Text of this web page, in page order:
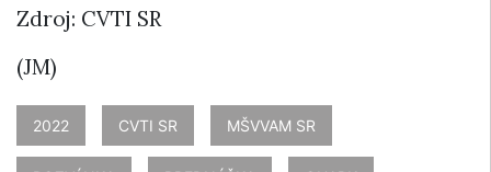
Zdroj: CVTI SR
(JM)
2022 CVTI SR MŠVVAM SR